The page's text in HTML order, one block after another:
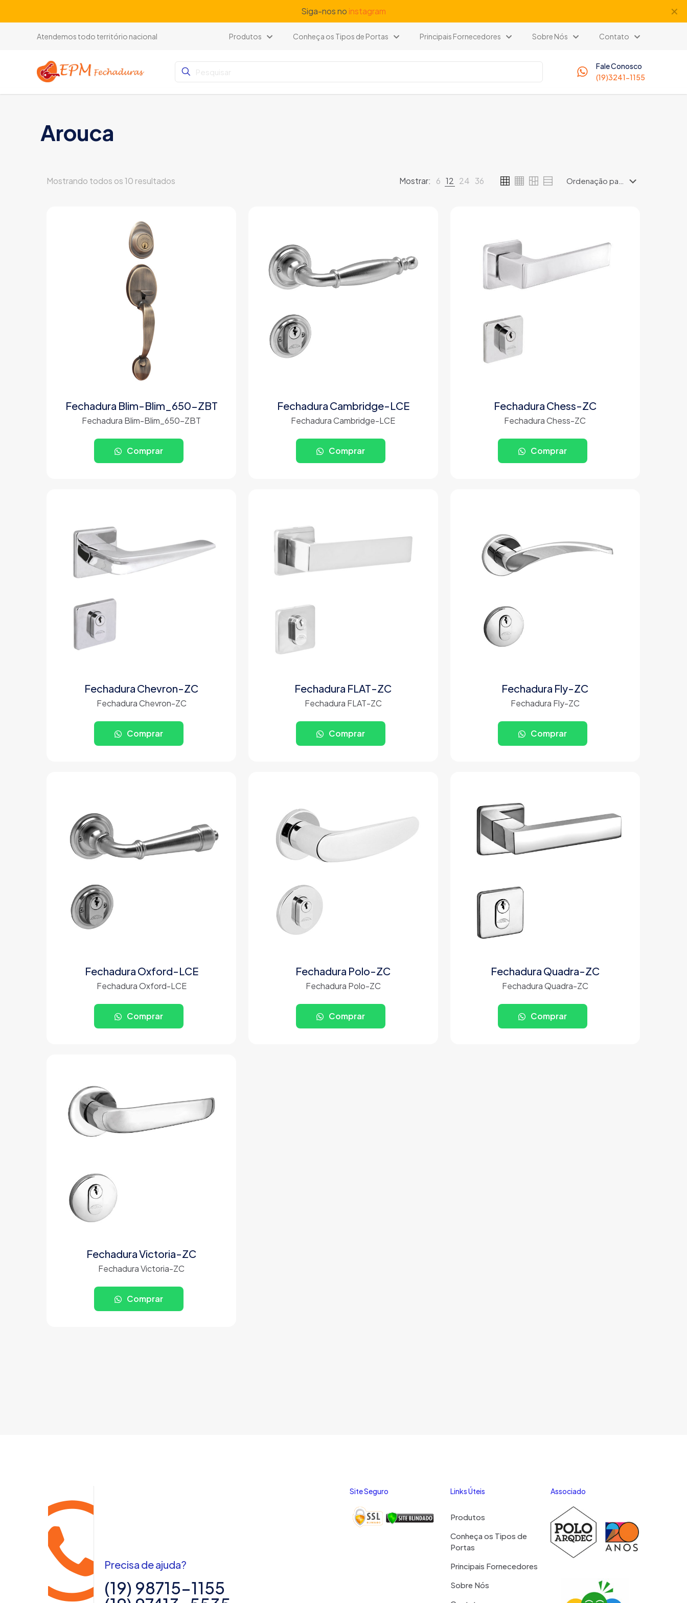
Siga-nos no instagram ✕
Atendemos todo território nacional Produtos Conheça os Tipos de Portas Principais Fornecedores Sobre Nós Contato
Fale Conosco
(19)3241-1155
Arouca
Mostrando todos os 10 resultados Mostrar: 6 12 24 36
Fechadura Blim-Blim_650-ZBT
Fechadura Blim-Blim_650-ZBT
Comprar
Fechadura Cambridge-LCE
Fechadura Cambridge-LCE
Comprar
Fechadura Chess-ZC
Fechadura Chess-ZC
Comprar
Fechadura Chevron-ZC
Fechadura Chevron-ZC
Comprar
Fechadura FLAT-ZC
Fechadura FLAT-ZC
Comprar
Fechadura Fly-ZC
Fechadura Fly-ZC
Comprar
Fechadura Oxford-LCE
Fechadura Oxford-LCE
Comprar
Fechadura Polo-ZC
Fechadura Polo-ZC
Comprar
Fechadura Quadra-ZC
Fechadura Quadra-ZC
Comprar
Fechadura Victoria-ZC
Fechadura Victoria-ZC
Comprar
Precisa de ajuda?
(19) 98715-1155
Site Seguro Links Úteis
Produtos
Conheça os Tipos de
Portas
Principais Fornecedores
Sobre Nós
Associado